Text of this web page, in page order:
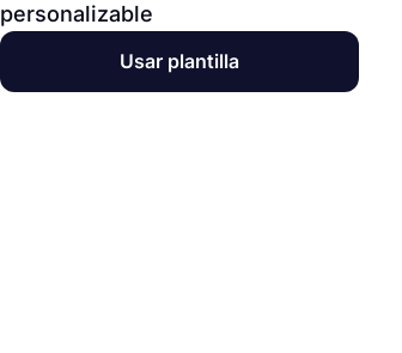
personalizable
Usar plantilla